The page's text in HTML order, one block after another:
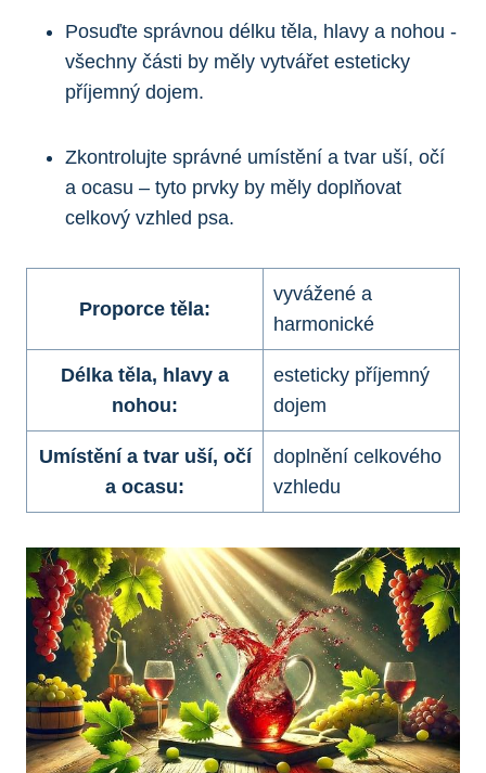
Posuďte správnou délku těla, hlavy a nohou ⁢-
všechny části by měly vytvářet esteticky
příjemný ‍dojem.
Zkontrolujte správné umístění a tvar uší, očí
a ocasu – tyto prvky by měly doplňovat
celkový vzhled psa.
Proporce těla:
vyvážené a
harmonické
Délka těla, hlavy‍ a
nohou:
esteticky příjemný
dojem
Umístění a ⁣tvar uší, očí
a ocasu:
doplnění celkového
vzhledu